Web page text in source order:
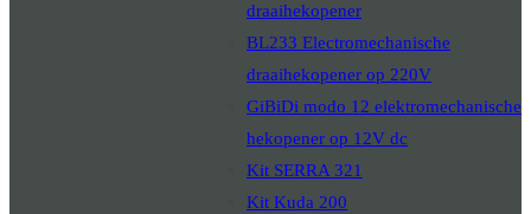
draaihekopener
BL233 Electromechanische
draaihekopener op 220V
GiBiDi modo 12 elektromechanische
hekopener op 12V dc
Kit SERRA 321
Kit Kuda 200